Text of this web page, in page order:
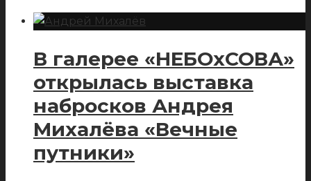
В галерее «НЕБОхСОВА»
открылась выставка
набросков Андрея
Михалёва «Вечные
путники»